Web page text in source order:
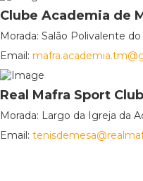
Clube Academia de
Morada: Salão Polivalente
Email:
Real Mafra Sport
Morada: Largo da Igreja da
Email: